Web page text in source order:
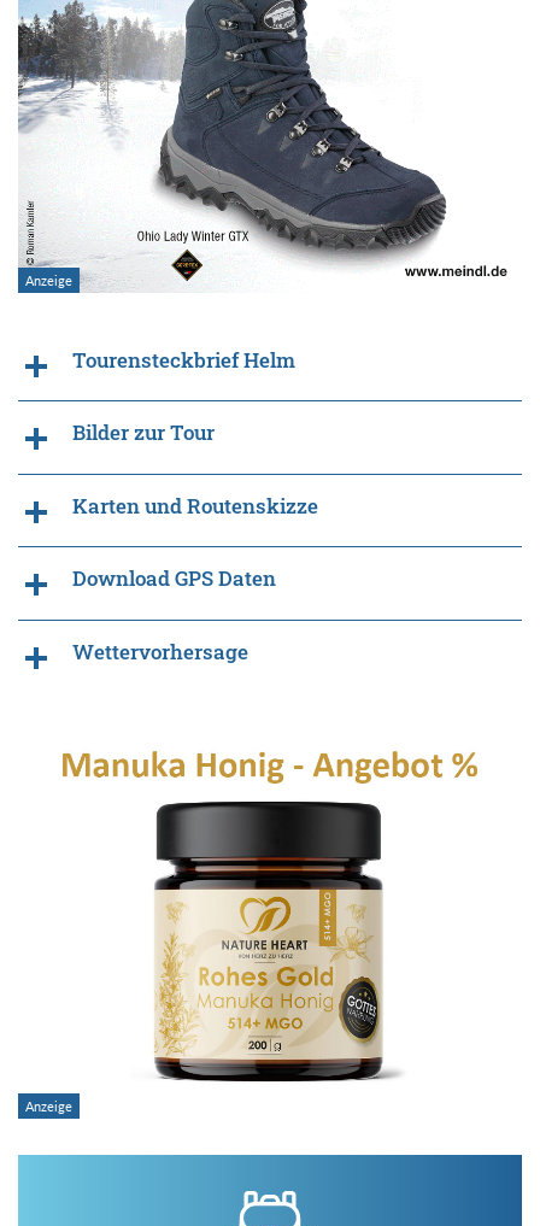
Tourensteckbrief Helm
Bilder zur Tour
Karten und Routenskizze
Download GPS Daten
Wettervorhersage